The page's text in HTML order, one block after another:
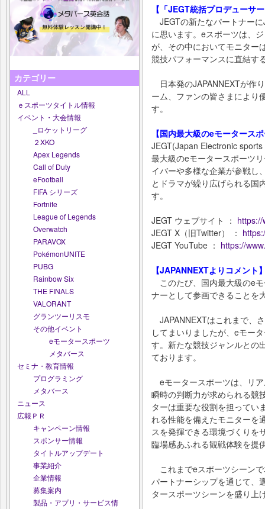
カテゴリー
ALL
ｅスポーツタイトル情報
イベント・大会情報
_ロケットリーグ
２XKO
Apex Legends
Call of Duty
eFootball
FIFA シリーズ
Fortnite
League of Legends
Overwatch
PARAVOX
PokémonUNITE
PUBG
Rainbow Six
THE FINALS
VALORANT
グランツーリスモ
その他イベント
eモータースポーツ
メタバース
セミナ・教育情報
プログラミング
メタバース
ニュース
広報ＰＲ
キャンペーン情報
スポンサー情報
タイトルアップデート
事業紹介
企業情報
募集案内
製品・アプリ・サービス情
【「JEGT統括プロデュー
JEGTの新たなパートナー
に思います。eスポーツは、
が、その中においてモニター
競技パフォーマンスに直結す
日本発のJAPANNEXTが作
ーム、ファンの皆さまにより
す。
【国内最大級のeモータース
JEGT(Japan Electronic
最大級のeモータースポーツ
イバーや多様な企業が参戦し
とドラマが繰り広げられる国
す。
JEGT ウェブサイト ： https://
JEGT X（旧Twitter） ：
JEGT YouTube ： https://
【JAPANNEXTよりコメント
この​たび、​国内最大級の​e
ナーと​して​参画できる​ことを​
JAPANNEXTは​これまで、​
して​まいりましたが、​eモー
す。​新たな​競技ジャンルとの​
ております。​
eモータースポーツは、​リ
瞬時の​判断力が​求められる​競
ターは​重要な​役割を​担ってい
れる​性能を​備えた​モニターを​
スを​発揮できる​環境づくりを​
臨場感​あ​ふれる​観戦体験を​提
これまで​eスポーツシーン
パートナーシップを​通じて、​
タースポーツシーンを​盛り上